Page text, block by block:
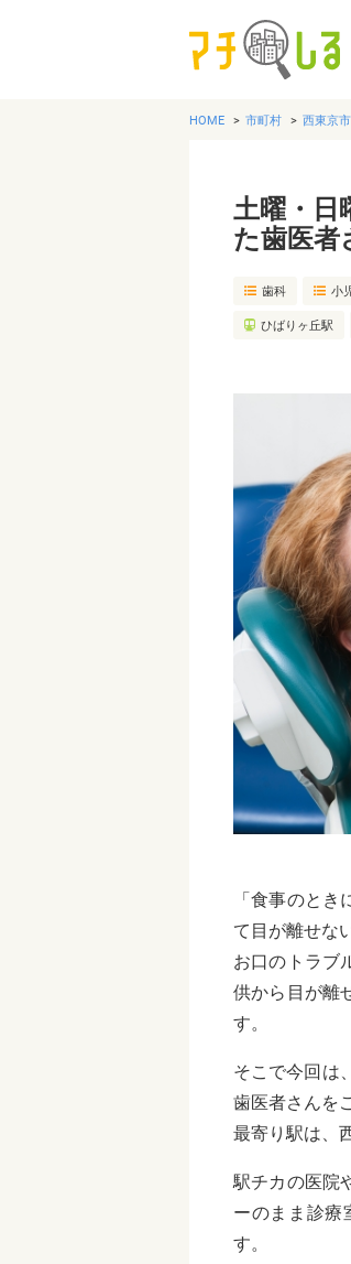
HOME 市町村 西東京市
土曜・日
た歯医者
歯科 小
ひばりヶ丘駅
「食事のと
て目が離せな
お口のトラブ
供から目が離
す。
そこで今回は
歯医者さんを
最寄り駅は、
駅チカの医院
ーのまま診療
す。